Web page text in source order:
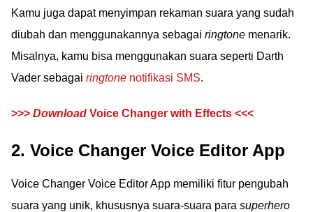
Kamu juga dapat menyimpan rekaman suara yang sudah
diubah dan menggunakannya sebagai ringtone menarik.
Misalnya, kamu bisa menggunakan suara seperti Darth
Vader sebagai ringtone notifikasi SMS.
>>> Download Voice Changer with Effects <<<
2. Voice Changer Voice Editor App
Voice Changer Voice Editor App memiliki fitur pengubah
suara yang unik, khususnya suara-suara para superhero